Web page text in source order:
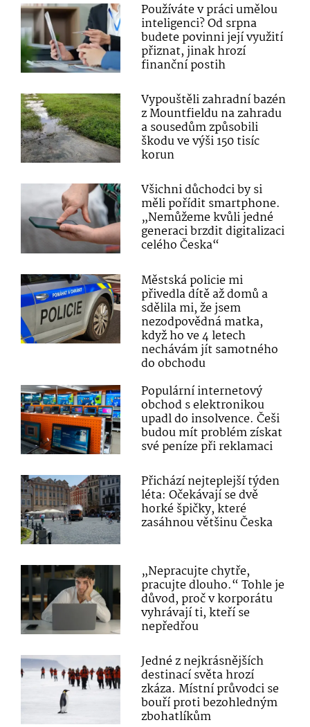
Používáte v práci umělou
inteligenci? Od srpna
budete povinni její využití
přiznat, jinak hrozí
finanční postih
Vypouštěli zahradní bazén
z Mountfieldu na zahradu
a sousedům způsobili
škodu ve výši 150 tisíc
korun
Všichni důchodci by si
měli pořídit smartphone.
„Nemůžeme kvůli jedné
generaci brzdit digitalizaci
celého Česka“
Městská policie mi
přivedla dítě až domů a
sdělila mi, že jsem
nezodpovědná matka,
když ho ve 4 letech
nechávám jít samotného
do obchodu
Populární internetový
obchod s elektronikou
upadl do insolvence. Češi
budou mít problém získat
své peníze při reklamaci
Přichází nejteplejší týden
léta: Očekávají se dvě
horké špičky, které
zasáhnou většinu Česka
„Nepracujte chytře,
pracujte dlouho.“ Tohle je
důvod, proč v korporátu
vyhrávají ti, kteří se
nepředřou
Jedné z nejkrásnějších
destinací světa hrozí
zkáza. Místní průvodci se
bouří proti bezohledným
zbohatlíkům